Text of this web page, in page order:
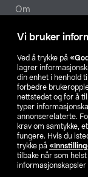
Vi bruker
Ved å trykke på
lagrer
din enhet i henhold
forbedre
nettstedet og for å
typer
annonserelaterte.
krav om samtykke,
fungere. Hvis du
trykke på
tilbake når som
informasjonskapsler
Om
Aktuelt
Våre selskaper